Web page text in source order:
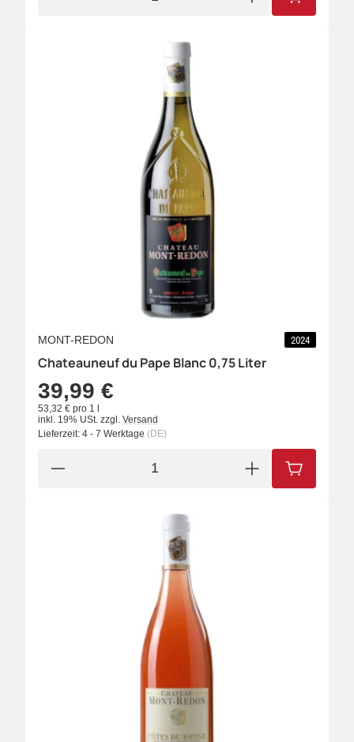
MONT-REDON 2024
Chateauneuf du Pape Blanc 0,75 Liter
39,99 €
53,32 € pro 1 l
inkl. 19% USt. zzgl. Versand
Lieferzeit: 4 - 7 Werktage (DE)
IN DEN